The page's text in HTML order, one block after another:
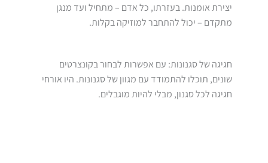
יצירת אומנות. בעזרתו, כל אדם – מתחיל ועד מנגן
מתקדם – יכול להתחבר למוזיקה בקלות.
חגיגה של סגנונות: עם אפשרות לבחור בקונצרטים
שונים, תוכלו להתמודד עם מגוון של סגנונות. היו אורחי
חגיגה לכל סגנון, מבלי להיות מוגבלים.